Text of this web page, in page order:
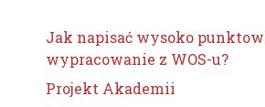
Jak napisać wysoko
wypracowanie z WOS-u?
Projekt Akademii